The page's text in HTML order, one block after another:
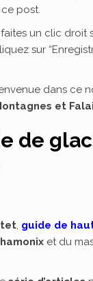
ce post.
un clic droit
sur
dans ce
et
de
, guide de
et du